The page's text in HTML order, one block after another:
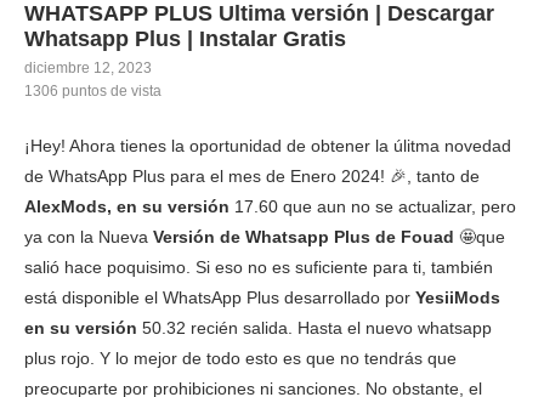
WHATSAPP PLUS Ultima versión | Descargar
Whatsapp Plus | Instalar Gratis
diciembre 12, 2023
1306 puntos de vista
¡Hey! Ahora tienes la oportunidad de obtener la úlitma novedad
de WhatsApp Plus para el mes de Enero 2024! 🎉, tanto de
AlexMods, en su versión 17.60 que aun no se actualizar, pero
ya con la Nueva Versión de Whatsapp Plus de Fouad 🤩que
salió hace poquisimo. Si eso no es suficiente para ti, también
está disponible el WhatsApp Plus desarrollado por YesiiMods
en su versión 50.32 recién salida. Hasta el nuevo whatsapp
plus rojo. Y lo mejor de todo esto es que no tendrás que
preocuparte por prohibiciones ni sanciones. No obstante, el